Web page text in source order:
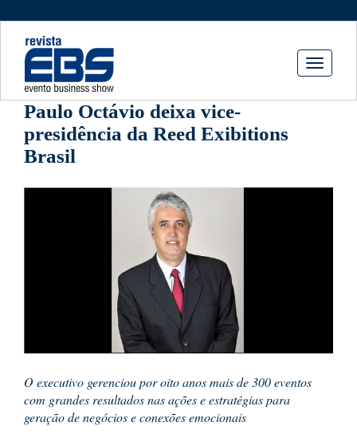
Toggle
Paulo Octávio deixa vice-
presidência da Reed Exibitions
Brasil
O executivo gerenciou por oito anos mais de 300 eventos
com grandes resultados nas ações e estratégias para
geração de negócios e conexões emocionais